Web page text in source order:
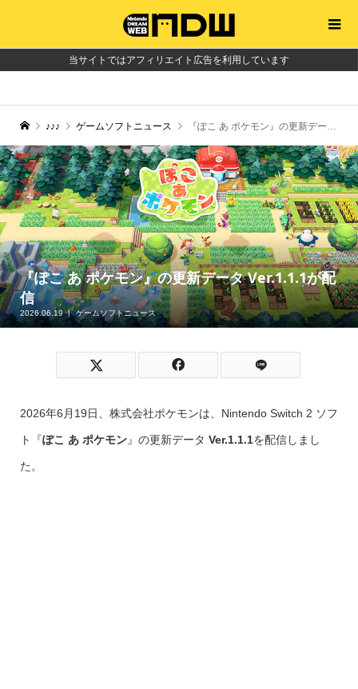
当サイトではアフィリエイト広告を利用しています
♪♪♪ ゲームソフトニュース 『ぽこ あ ポケモン』の更新データ Ver.1.1.1が配信
『ぽこ あ ポケモン』の更新データ Ver.1.1.1が配
信
2026.06.19 ゲームソフトニュース
2026年6月19日、株式会社ポケモンは、Nintendo Switch 2 ソフ
ト『ぽこ あ ポケモン』の更新データ Ver.1.1.1を配信しまし
た。